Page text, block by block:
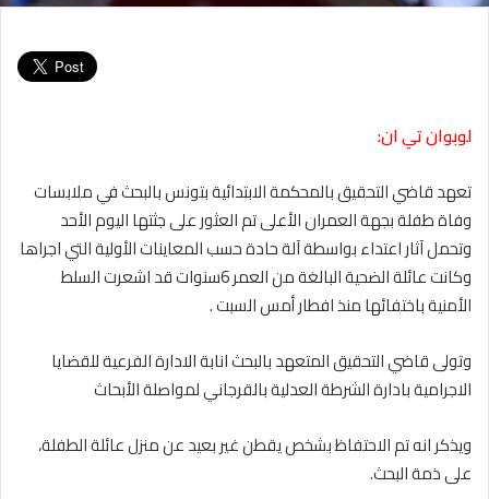
لوبوان تي ان:
تعهد قاضي التحقيق بالمحكمة الابتدائية بتونس بالبحث في ملابسات
وفاة طفلة بجهة العمران الأعلى تم العثور على جثتها اليوم الأحد
وتحمل آثار اعتداء بواسطة آلة حادة حسب المعاينات الأولية التي اجراها
وكانت عائلة الضحية البالغة من العمر 6سنوات قد اشعرت السلط
الأمنية باختفائها منذ افطار أمس السبت .
وتولى قاضي التحقيق المتعهد بالبحث انابة الادارة الفرعية للقضايا
الاجرامية بادارة الشرطة العدلية بالقرجاني لمواصلة الأبحاث
ويذكر انه تم الاحتفاظ بشخص يقطن غير بعيد عن منزل عائلة الطفلة،
على ذمة البحث.